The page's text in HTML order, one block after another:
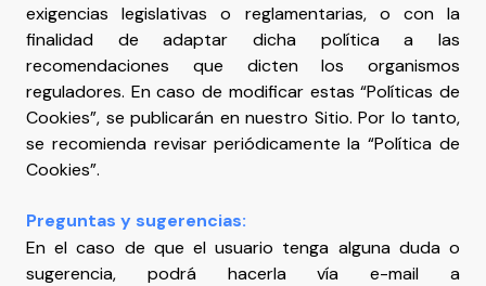
exigencias legislativas o reglamentarias, o con la
finalidad de adaptar dicha política a las
recomendaciones que dicten los organismos
reguladores. En caso de modificar estas “Políticas de
Cookies”, se publicarán en nuestro Sitio. Por lo tanto,
se recomienda revisar periódicamente la “Política de
Cookies”.
Preguntas y sugerencias:
En el caso de que el usuario tenga alguna duda o
sugerencia, podrá hacerla vía e-mail a